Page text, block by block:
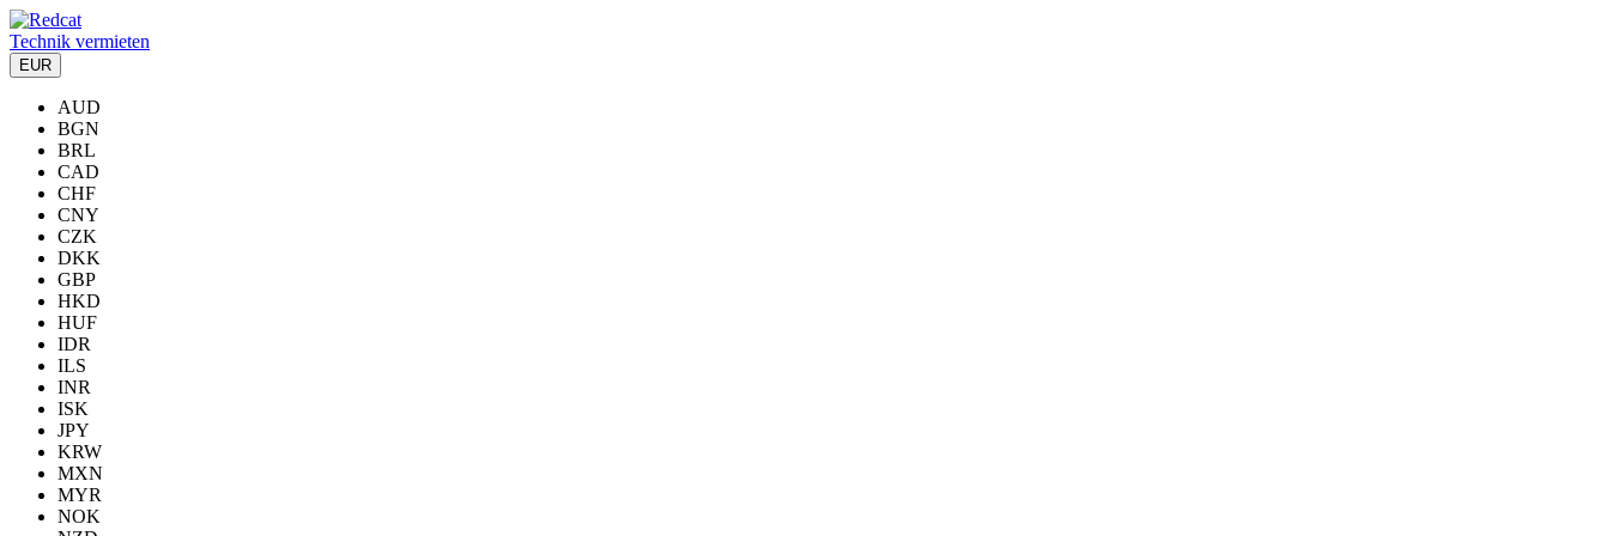
Technik vermieten
EUR
AUD
BGN
BRL
CAD
CHF
CNY
CZK
DKK
GBP
HKD
HUF
IDR
ILS
INR
ISK
JPY
KRW
MXN
MYR
NOK